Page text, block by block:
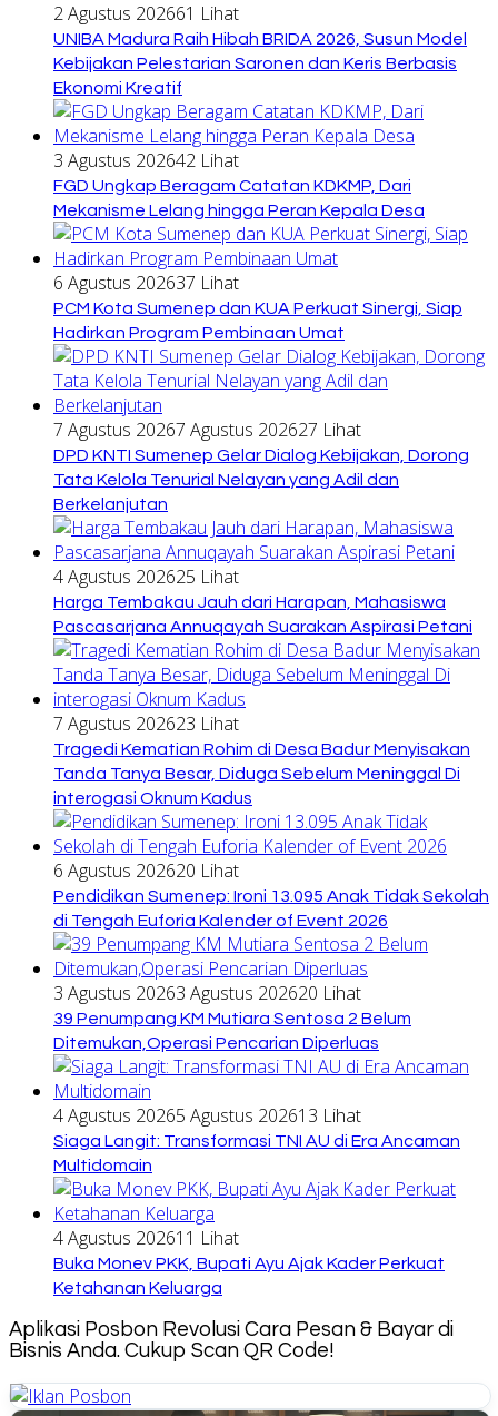
2 Agustus 202661 Lihat
UNIBA Madura Raih Hibah BRIDA 2026, Susun Model
Kebijakan Pelestarian Saronen dan Keris Berbasis
Ekonomi Kreatif
3 Agustus 202642 Lihat
FGD Ungkap Beragam Catatan KDKMP, Dari
Mekanisme Lelang hingga Peran Kepala Desa
6 Agustus 202637 Lihat
PCM Kota Sumenep dan KUA Perkuat Sinergi, Siap
Hadirkan Program Pembinaan Umat
7 Agustus 20267 Agustus 202627 Lihat
DPD KNTI Sumenep Gelar Dialog Kebijakan, Dorong
Tata Kelola Tenurial Nelayan yang Adil dan
Berkelanjutan
4 Agustus 202625 Lihat
Harga Tembakau Jauh dari Harapan, Mahasiswa
Pascasarjana Annuqayah Suarakan Aspirasi Petani
7 Agustus 202623 Lihat
Tragedi Kematian Rohim di Desa Badur Menyisakan
Tanda Tanya Besar, Diduga Sebelum Meninggal Di
interogasi Oknum Kadus
6 Agustus 202620 Lihat
Pendidikan Sumenep: Ironi 13.095 Anak Tidak Sekolah
di Tengah Euforia Kalender of Event 2026
3 Agustus 20263 Agustus 202620 Lihat
39 Penumpang KM Mutiara Sentosa 2 Belum
Ditemukan,Operasi Pencarian Diperluas
4 Agustus 20265 Agustus 202613 Lihat
Siaga Langit: Transformasi TNI AU di Era Ancaman
Multidomain
4 Agustus 202611 Lihat
Buka Monev PKK, Bupati Ayu Ajak Kader Perkuat
Ketahanan Keluarga
Aplikasi Posbon Revolusi Cara Pesan & Bayar di
Bisnis Anda. Cukup Scan QR Code!